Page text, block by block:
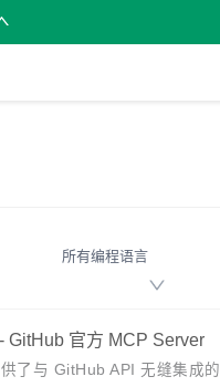
所有编程语言
- GitHub 官方 MCP Server
了与 GitHub API 无缝集成